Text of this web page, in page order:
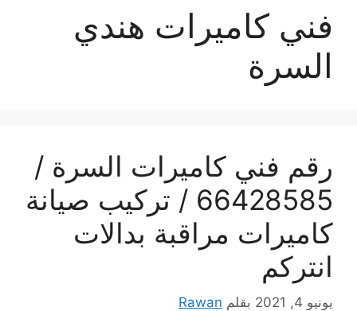
فني كاميرات هندي
السرة
رقم فني كاميرات السرة /
66428585 / تركيب صيانة
كاميرات مراقبة بدالات
انتركم
يونيو 4, 2021 بقلم Rawan